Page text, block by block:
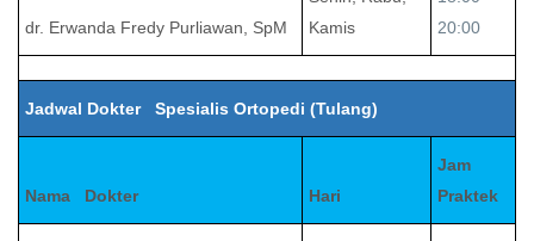
dr. Erwanda Fredy Purliawan, SpM
Kamis
20:00
Jadwal Dokter Spesialis Ortopedi (Tulang)
Nama Dokter Hari
Jam
Praktek